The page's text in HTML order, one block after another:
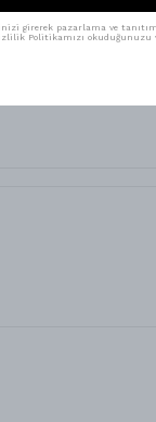
girerek pazarlama ve
Politikamızı okuduğunuzu